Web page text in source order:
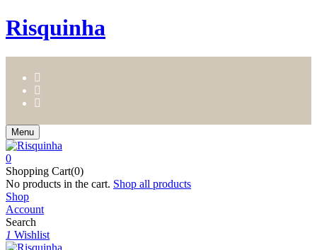
Risquinha
Menu
0
Shopping Cart(0)
No products in the cart. Shop all products
Shop
Account
Search
1 Wishlist